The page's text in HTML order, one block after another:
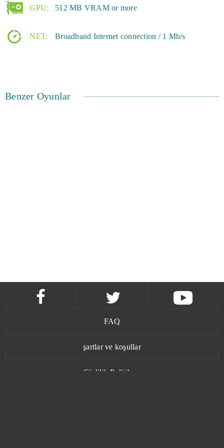
ve ücretsiz bir hesap oluşturun. Zamanında dünyayı
fethetebilirsin.
GPU: 512 MB VRAM or more
NET: Broadband Internet connection / 1 Mb/s
Benzer Oyunlar
FAQ
şartlar ve koşullar
Gizlilik Politikası